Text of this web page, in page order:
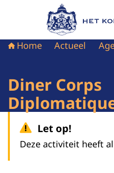
Naar de
Home Actueel
Diner Corps
Let op!
Deze activiteit heeft